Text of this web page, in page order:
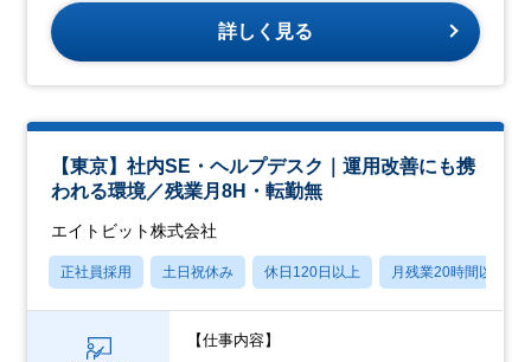
詳しく見る
【東京】社内SE・ヘルプデスク｜運用改善にも携
われる環境／残業月8H・転勤無
エイトビット株式会社
正社員採用 土日祝休み 休日120日以上 月残業20時間以内
【仕事内容】